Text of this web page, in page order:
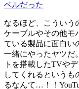
ベルだった
なるほど、こういう
ケーブルやその他モ
ている製品に面白い
一緒にやったヤツだ
トを搭載したTVや
してくれるというも
るなんて…！！